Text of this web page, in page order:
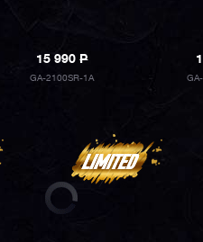
15 990P
GA-2100SR-1A